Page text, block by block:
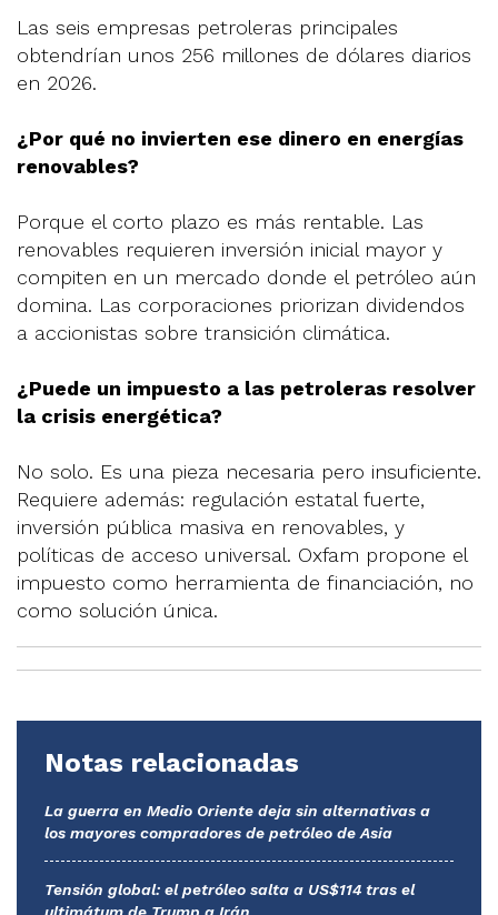
Las seis empresas petroleras principales
obtendrían unos 256 millones de dólares diarios
en 2026.
¿Por qué no invierten ese dinero en energías
renovables?
Porque el corto plazo es más rentable. Las
renovables requieren inversión inicial mayor y
compiten en un mercado donde el petróleo aún
domina. Las corporaciones priorizan dividendos
a accionistas sobre transición climática.
¿Puede un impuesto a las petroleras resolver
la crisis energética?
No solo. Es una pieza necesaria pero insuficiente.
Requiere además: regulación estatal fuerte,
inversión pública masiva en renovables, y
políticas de acceso universal. Oxfam propone el
impuesto como herramienta de financiación, no
como solución única.
Notas relacionadas
La guerra en Medio Oriente deja sin alternativas a
los mayores compradores de petróleo de Asia
Tensión global: el petróleo salta a US$114 tras el